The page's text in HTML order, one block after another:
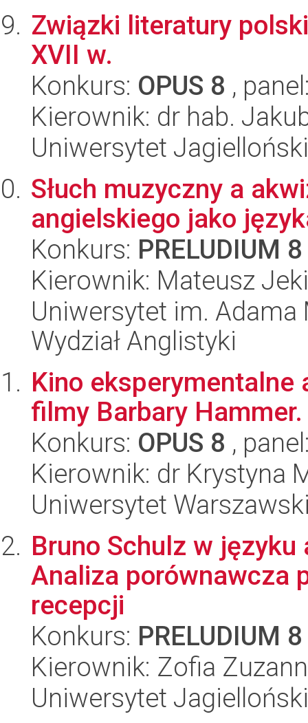
Związki literatury
XVII w.
Konkurs: OPUS 8 ,
Kierownik: dr hab.
Uniwersytet
Słuch muzyczny a
angielskiego jako
Konkurs: PRELUDIUM 8
Kierownik: Mateusz
Uniwersytet im.
Wydział Anglistyki
Kino eksperymentalne
filmy Barbary Hammer.
Konkurs: OPUS 8 ,
Kierownik: dr Krystyna
Uniwersytet
Bruno Schulz w
Analiza porównawcza
recepcji
Konkurs: PRELUDIUM 8
Kierownik: Zofia
Uniwersytet